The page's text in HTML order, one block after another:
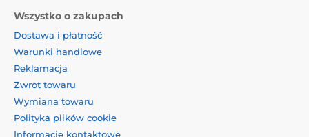
Wszystko o zakupach
Dostawa i płatność
Warunki handlowe
Reklamacja
Zwrot towaru
Wymiana towaru
Polityka plików cookie
Informacje kontaktowe